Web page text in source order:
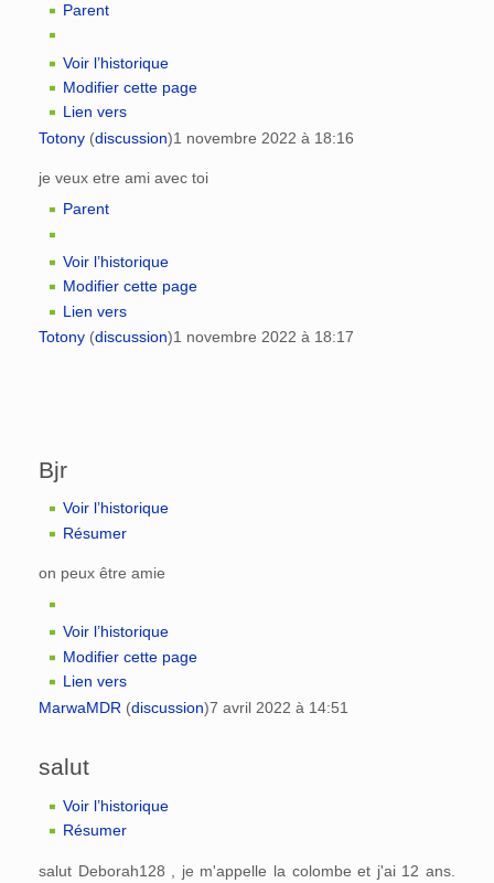
Parent
Voir l’historique
Modifier cette page
Lien vers
Totony (discussion)1 novembre 2022 à 18:16
je veux etre ami avec toi
Parent
Voir l’historique
Modifier cette page
Lien vers
Totony (discussion)1 novembre 2022 à 18:17
Bjr
Voir l’historique
Résumer
on peux être amie
Voir l’historique
Modifier cette page
Lien vers
MarwaMDR (discussion)7 avril 2022 à 14:51
salut
Voir l’historique
Résumer
salut Deborah128 , je m'appelle la colombe et j'ai 12 ans.